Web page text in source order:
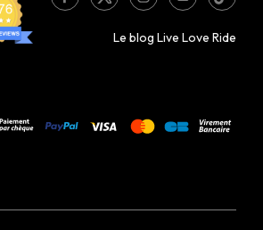
Le blog Live Love Ride